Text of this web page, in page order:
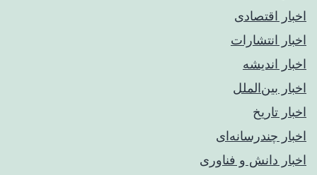
اخبار اقتصادی
اخبار انتشارات
اخبار اندیشه
اخبار بین‌الملل
اخبار تاریخ
اخبار چندرسانه‌ای
اخبار دانش و فناوری